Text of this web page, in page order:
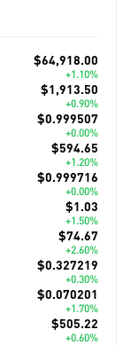
$64,918.00
+1.10%
$1,913.50
+0.90%
$0.999507
+0.00%
$594.65
+1.20%
$0.999716
+0.00%
$1.03
+1.50%
$74.67
+2.60%
$0.327219
+0.30%
$0.070201
+1.70%
$505.22
+0.60%